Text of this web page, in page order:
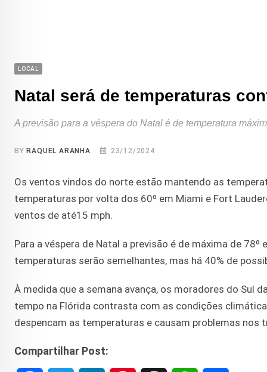
LOCAL
Natal será de temperaturas
A previsão para a véspera do Natal é de temperatura
BY RAQUEL ARANHA 23/12/2024
Os ventos vindos do norte estão mantendo as
temperaturas por volta dos 60º em Miami e Fort
ventos de até15 mph.
Para a véspera de Natal a previsão é de máxima de
temperaturas serão semelhantes, mas há 40% de
À medida que a semana avança, os moradores do Sul
tempo na Flórida contrasta com as condições
despencam as temperaturas e causam problemas nos
Compartilhar Post: